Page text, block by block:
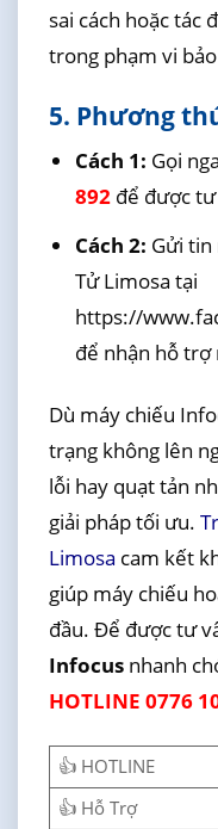
sai cách hoặc tác
trong phạm vi
5. Phương
Cách 1: Gọi
892để được tư
Cách 2: Gửi tin
Tử Limosa tại
https://
để nhận hỗ trợ
Dù máy chiếu
trạng không lên
lỗi hay quạt tản
giải pháp tối ưu.
Limosa cam kết
giúp máy chiếu
đầu. Để được tư
Infocusnhanh
HOTLINE 0776
👍 HOTLINE
👍 Hỗ Trợ